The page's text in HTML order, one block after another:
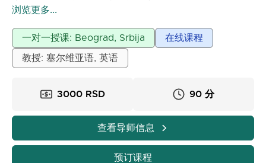
生提供私人数学课程。我的资格和经验：
阿密奥林匹克竞赛中获得金牌，并参加了多项国内竞赛。
经验：帮助年轻学生掌握知识、提高成绩并成功通过各种
考试。我的课程如何组织？
找出知识“空白”：首先确定缺失的基础知识，以便进一步
有意义。竞赛方法：教授解题技巧和快速解题方法，这对
考试和入学考试至关重要。准备检测和书面考试：重点关
注在学校考试中最常见的题型。通过我的课程你将获得什
浏览更多...
一对一授课: Beograd, Srbija 在线课程
教授: 塞尔维亚语, 英语
3000 RSD 90 分
查看导师信息
预订课程